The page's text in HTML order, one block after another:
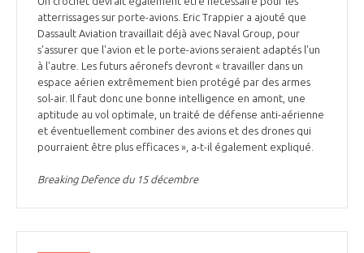
atterrissages sur porte-avions. Eric Trappier a ajouté que
Dassault Aviation travaillait déjà avec Naval Group, pour
s'assurer que l'avion et le porte-avions seraient adaptés l'un
à l'autre. Les futurs aéronefs devront « travailler dans un
espace aérien extrêmement bien protégé par des armes
sol-air. Il faut donc une bonne intelligence en amont, une
aptitude au vol optimale, un traité de défense anti-aérienne
et éventuellement combiner des avions et des drones qui
pourraient être plus efficaces », a-t-il également expliqué.
Breaking Defence du 15 décembre